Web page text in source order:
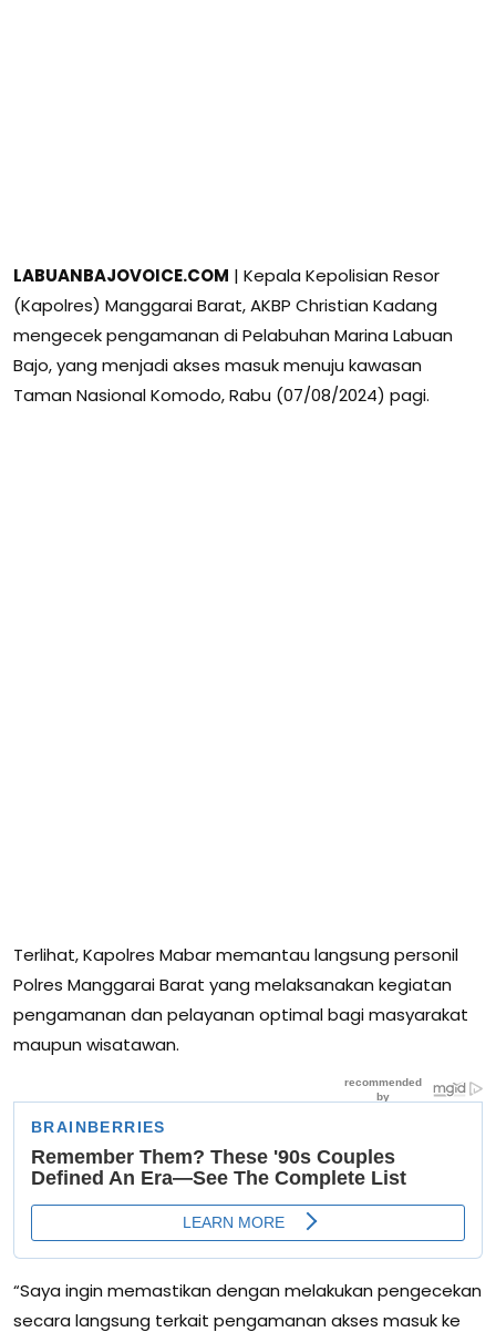
LABUANBAJOVOICE.COM | Kepala Kepolisian Resor
(Kapolres) Manggarai Barat, AKBP Christian Kadang
mengecek pengamanan di Pelabuhan Marina Labuan
Bajo, yang menjadi akses masuk menuju kawasan
Taman Nasional Komodo, Rabu (07/08/2024) pagi.
Terlihat, Kapolres Mabar memantau langsung personil
Polres Manggarai Barat yang melaksanakan kegiatan
pengamanan dan pelayanan optimal bagi masyarakat
maupun wisatawan.
“Saya ingin memastikan dengan melakukan pengecekan
secara langsung terkait pengamanan akses masuk ke